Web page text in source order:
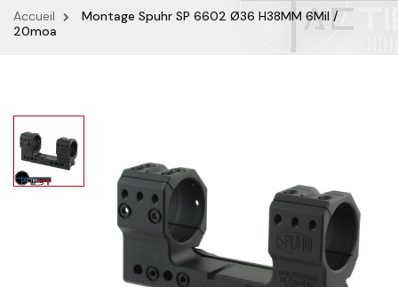
Accueil
Montage Spuhr SP 6602 Ø36 H38MM 6Mil /
20moa